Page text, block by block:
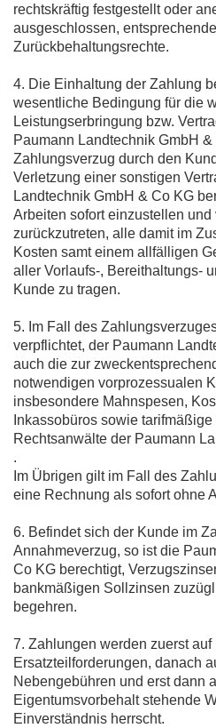
rechtskräftig festgestellt oder
ausgeschlossen,
Zurückbehaltungsrechte.
4. Die Einhaltung der Zahlung
wesentliche Bedingung für die
Leistungserbringung bzw.
Paumann Landtechnik GmbH &
Zahlungsverzug durch den
Verletzung einer sonstigen
Landtechnik GmbH & Co KG
Arbeiten sofort einzustellen und
zurückzutreten, alle damit im
Kosten samt einem allfälligen
aller Vorlaufs-, Bereithaltungs-
Kunde zu tragen.
5. Im Fall des
verpflichtet, der Paumann
auch die zur
notwendigen vorprozessualen
insbesondere Mahnspesen,
Inkassobüros sowie
Rechtsanwälte der Paumann
.
Im Übrigen gilt im Fall des
eine Rechnung als sofort ohne
6. Befindet sich der Kunde im
Annahmeverzug, so ist die
Co KG berechtigt,
bankmäßigen Sollzinsen
begehren.
7. Zahlungen werden zuerst
Ersatzteilforderungen, danach
Nebengebühren und erst dann
Eigentumsvorbehalt stehende
Einverständnis herrscht.